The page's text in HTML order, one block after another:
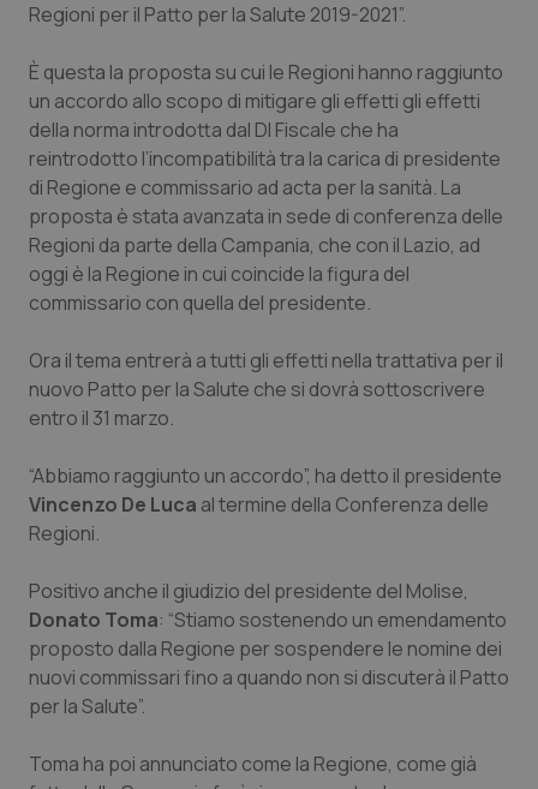
Lombardia
Marche
Molise
Piemonte
Provincia Autonoma di Bolzano
Provincia Autonoma di Trento
Puglia
Sardegna
Sicilia
Toscana
Dolore
Donna & Salute
Epatiti
HIV
Infezioni & Febbre
Ipertensione & Scompenso
Malattie rare
Malattia di Crohn & Rettocolite Ulcerosa
Neuroscienze & patologie neurodegenerative
Obesità
Regioni per il Patto per la Salute 2019-2021”.
È questa la proposta su cui le Regioni hanno raggiunto
un accordo allo scopo di mitigare gli effetti gli effetti
della norma introdotta dal Dl Fiscale che ha
reintrodotto l’incompatibilità tra la carica di presidente
di Regione e commissario ad acta per la sanità. La
proposta è stata avanzata in sede di conferenza delle
Regioni da parte della Campania, che con il Lazio, ad
oggi è la Regione in cui coincide la figura del
commissario con quella del presidente.
Ora il tema entrerà a tutti gli effetti nella trattativa per il
nuovo Patto per la Salute che si dovrà sottoscrivere
entro il 31 marzo.
“Abbiamo raggiunto un accordo”, ha detto il presidente
Vincenzo De Luca al termine della Conferenza delle
Regioni.
Positivo anche il giudizio del presidente del Molise,
Donato Toma: “Stiamo sostenendo un emendamento
proposto dalla Regione per sospendere le nomine dei
nuovi commissari fino a quando non si discuterà il Patto
per la Salute”.
Toma ha poi annunciato come la Regione, come già